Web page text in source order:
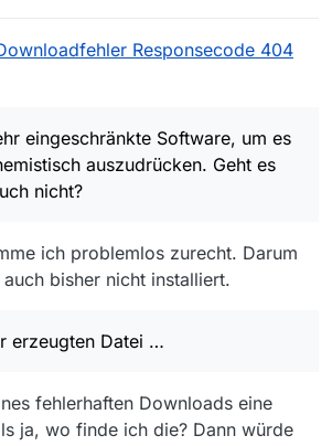
Responsecode 404
eingeschränkte Software, um es
auszudrücken. Geht es
nicht?
ich problemlos zurecht. Darum
bisher nicht installiert.
erzeugten Datei …
fehlerhaften Downloads eine
ja, wo finde ich die? Dann würde